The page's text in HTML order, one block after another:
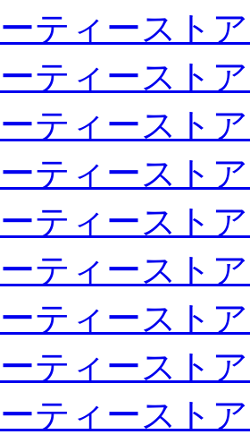
ティースト
ティースト
ティースト
ティースト
ティースト
ティースト
ティースト
ティースト
ティースト